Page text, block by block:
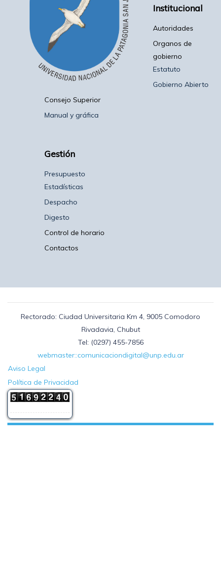
Institucional
Autoridades
Organos de
gobierno
Estatuto
Gobierno Abierto
Consejo Superior
Manual y gráfica
Gestión
Presupuesto
Estadísticas
Despacho
Digesto
Control de horario
Contactos
Rectorado: Ciudad Universitaria Km 4, 9005 Comodoro
Rivadavia, Chubut
Tel: (0297) 455-7856
webmaster::comunicaciondigital@unp.edu.ar
Aviso Legal
Política de Privacidad